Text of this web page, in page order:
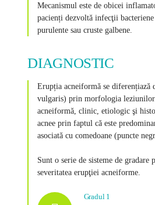
Mecanismul este de obicei
pacienți dezvoltă infecţii
purulente sau cruste galbene.
DIAGNOSTIC
Erupția acneiformă se diferențiază
vulgaris) prin morfologia
acneiformă, clinic, etiologic şi
acnee prin faptul că este
asociată cu comedoane (puncte
Sunt o serie de sisteme de gradare
severitatea erupţiei acneiforme.
Gradul 1